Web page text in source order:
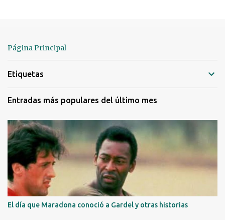
r
u
c
m
e
t
a
r
i
o
Página Principal
Etiquetas
Entradas más populares del último mes
El día que Maradona conoció a Gardel y otras historias